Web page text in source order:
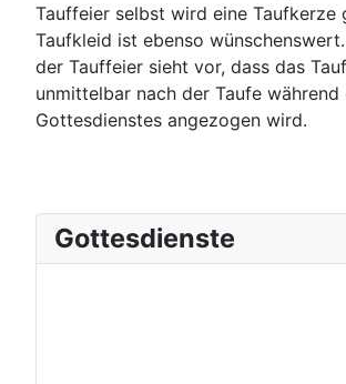
Tauffeier selbst wird eine Taufkerze
Taufkleid ist ebenso
der Tauffeier sieht vor, dass das
unmittelbar nach der Taufe während
Gottesdienstes angezogen wird.
Gottesdienste